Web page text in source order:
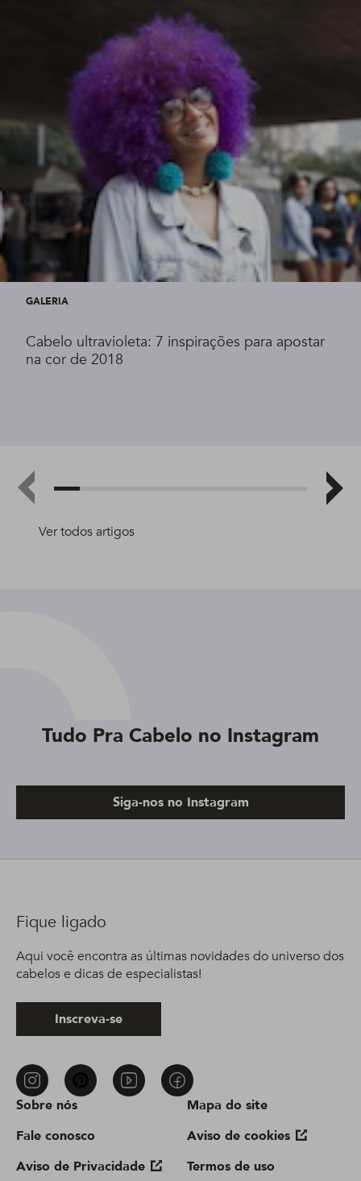
Ver todos artigos
GALERIA
Cabelo ultravioleta: 7 inspirações para apostar
na cor de 2018
Tudo Pra Cabelo no Instagram
Siga-nos no Instagram
Sobre nós
Fale conosco
Aviso de Privacidade
Mapa do site
Aviso de cookies
Termos de uso
Fique ligado
Aqui você encontra as últimas novidades do universo dos
cabelos e dicas de especialistas!
Inscreva-se